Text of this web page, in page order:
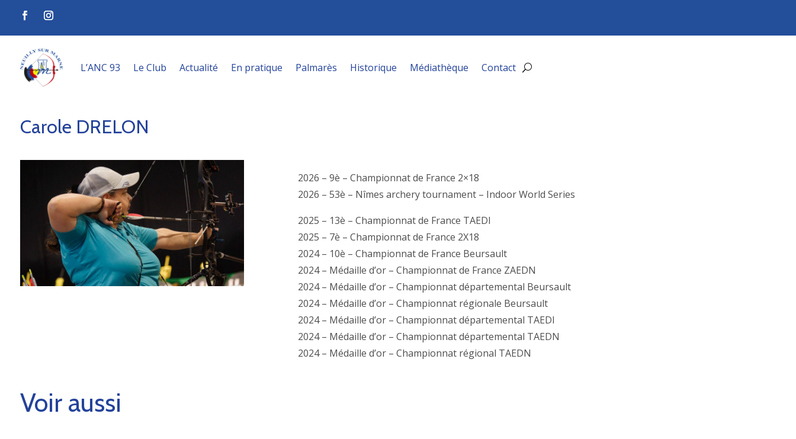
L’ANC 93 Le Club Actualité En pratique Palmarès Historique Médiathèque Contact
Carole DRELON
2026 – 9è – Championnat de France 2×18
2026 – 53è – Nîmes archery tournament – Indoor World Series
2025 – 13è – Championnat de France TAEDI
2025 – 7è – Championnat de France 2X18
2024 – 10è – Championnat de France Beursault
2024 – Médaille d’or – Championnat de France ZAEDN
2024 – Médaille d’or – Championnat départemental Beursault
2024 – Médaille d’or – Championnat régionale Beursault
2024 – Médaille d’or – Championnat départemental TAEDI
2024 – Médaille d’or – Championnat départemental TAEDN
2024 – Médaille d’or – Championnat régional TAEDN
Voir aussi